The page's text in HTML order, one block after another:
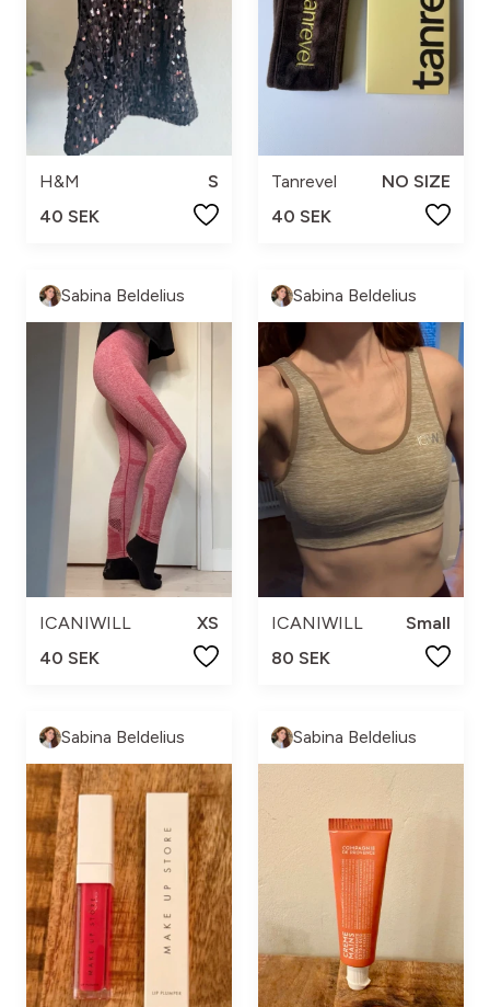
H&M
S
40 SEK
Tanrevel
NO SIZE
40 SEK
Sabina Beldelius
ICANIWILL
XS
40 SEK
Sabina Beldelius
ICANIWILL
Small
80 SEK
Sabina Beldelius Sabina Beldelius